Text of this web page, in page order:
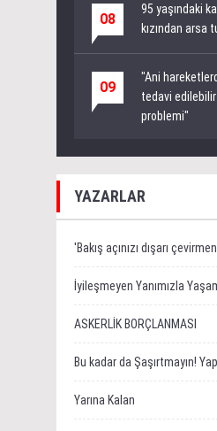
08
95 yaşındaki
kızından arsa
09
"Ani
tedavi edilebilir
problemi"
YAZARLAR
'Bakış açınızı dışarı
İyileşmeyen Yanımızla
ASKERLİK BORÇLANMASI
Bu kadar da Şaşırtmayın!
Yarına Kalan